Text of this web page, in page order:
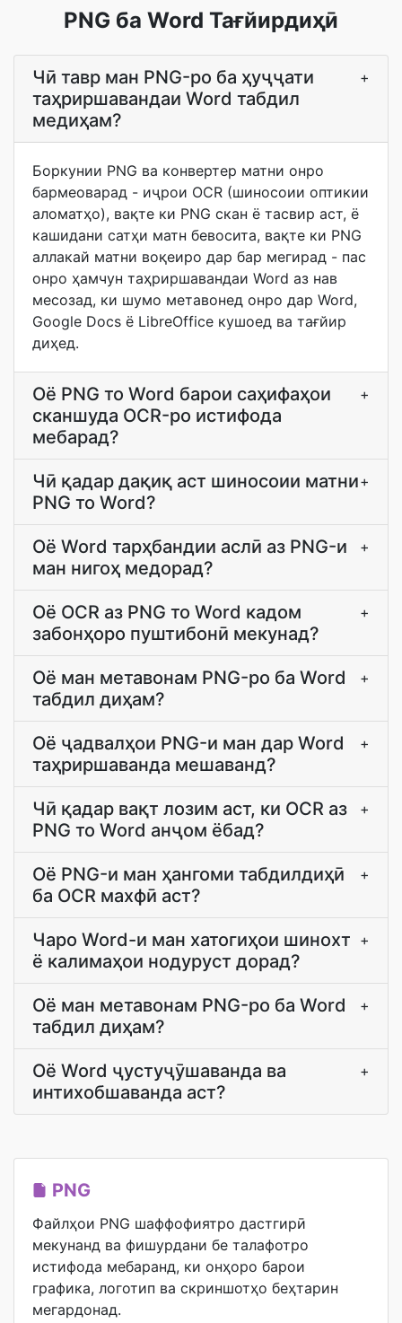
PNG ба Word Тағйирдиҳӣ
Чӣ тавр ман PNG-ро ба ҳуҷҷати
таҳриршавандаи Word табдил
медиҳам?
+
Боркунии PNG ва конвертер матни онро
бармеоварад - иҷрои OCR (шиносоии оптикии
аломатҳо), вақте ки PNG скан ё тасвир аст, ё
кашидани сатҳи матн бевосита, вақте ки PNG
аллакай матни воқеиро дар бар мегирад - пас
онро ҳамчун таҳриршавандаи Word аз нав
месозад, ки шумо метавонед онро дар Word,
Google Docs ё LibreOffice кушоед ва тағйир
диҳед.
Оё PNG то Word барои саҳифаҳои
сканшуда OCR-ро истифода
мебарад?
+
Чӣ қадар дақиқ аст шиносоии матни
PNG то Word?
+
Оё Word тарҳбандии аслӣ аз PNG-и
ман нигоҳ медорад?
+
Оё OCR аз PNG то Word кадом
забонҳоро пуштибонӣ мекунад?
+
Оё ман метавонам PNG-ро ба Word
табдил диҳам?
+
Оё ҷадвалҳои PNG-и ман дар Word
таҳриршаванда мешаванд?
+
Чӣ қадар вақт лозим аст, ки OCR аз
PNG то Word анҷом ёбад?
+
Оё PNG-и ман ҳангоми табдилдиҳӣ
ба OCR махфӣ аст?
+
Чаро Word-и ман хатогиҳои шинохт
ё калимаҳои нодуруст дорад?
+
Оё ман метавонам PNG-ро ба Word
табдил диҳам?
+
Оё Word ҷустуҷӯшаванда ва
интихобшаванда аст?
+
PNG
Файлҳои PNG шаффофиятро дастгирӣ
мекунанд ва фишурдани бе талафотро
истифода мебаранд, ки онҳоро барои
графика, логотип ва скриншотҳо беҳтарин
мегардонад.